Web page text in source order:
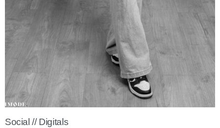
Social // Digitals